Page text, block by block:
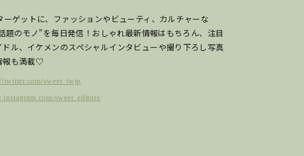
ーゲットに、ファッションやビューティ、カルチャーな
題のモノ”を毎日発信！おしゃれ最新情報はもちろん、注目
ル、イケメンのスペシャルインタビューや撮り下ろし写真
報も満載♡
twitter.com/sweet_twjp
sweet_editors